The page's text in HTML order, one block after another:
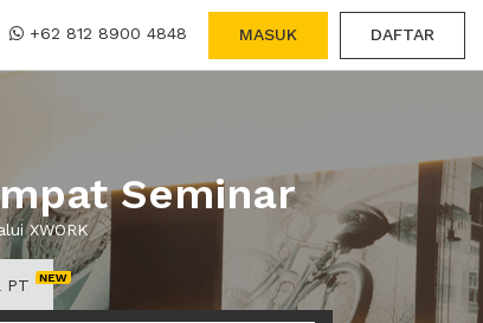
+62 812 8900 4848 MASUK DAFTAR
Seminar
XWORK
PT